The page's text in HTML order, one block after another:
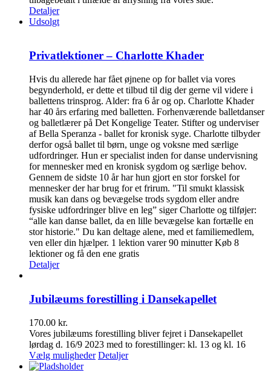
Detaljer
Udsolgt
Privatlektioner – Charlotte Khader
Hvis du allerede har fået øjnene op for ballet via vores
begynderhold, er dette et tilbud til dig der gerne vil videre i
ballettens trinsprog. Alder: fra 6 år og op. Charlotte Khader
har 40 års erfaring med balletten. Forhenværende balletdanser
og balletlærer på Det Kongelige Teater. Stifter og underviser
af Bella Speranza - ballet for kronisk syge. Charlotte tilbyder
derfor også ballet til børn, unge og voksne med særlige
udfordringer. Hun er specialist inden for danse undervisning
for mennesker med en kronisk sygdom og særlige behov.
Gennem de sidste 10 år har hun gjort en stor forskel for
mennesker der har brug for et frirum. "Til smukt klassisk
musik kan dans og bevægelse trods sygdom eller andre
fysiske udfordringer blive en leg” siger Charlotte og tilføjer:
“alle kan danse ballet, da en lille bevægelse kan fortælle en
stor historie." Du kan deltage alene, med et familiemedlem,
ven eller din hjælper. 1 lektion varer 90 minutter Køb 8
lektioner og få den ene gratis
Detaljer
Jubilæums forestilling i Dansekapellet
170.00 kr.
Vores jubilæums forestilling bliver fejret i Dansekapellet
lørdag d. 16/9 2023 med to forestillinger: kl. 13 og kl. 16
Vælg muligheder Dette
Detaljer